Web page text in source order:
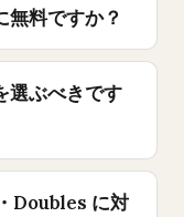
料ですか？
選ぶべきです
Doubles に対